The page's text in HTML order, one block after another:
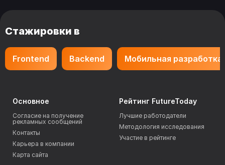
Стажировки в
Frontend Backend Мобильная разработка
Основное
Согласие на получение
рекламных сообщений
Контакты
Карьера в компании
Карта сайта
Рейтинг FutureToday
Лучшие работодатели
Методология исследования
Участие в рейтинге